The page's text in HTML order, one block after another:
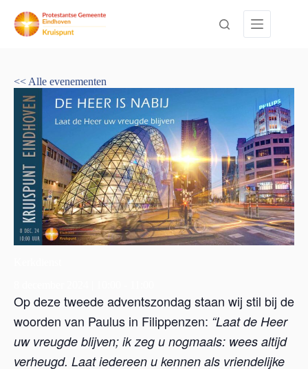
naar
<< Alle evenementen
Op deze tweede adventszondag staan wij stil bij de
woorden van Paulus in Filippenzen: “Laat de Heer
uw vreugde blijven; ik zeg u nogmaals: wees altijd
verheugd. Laat iedereen u kennen als vriendelijke